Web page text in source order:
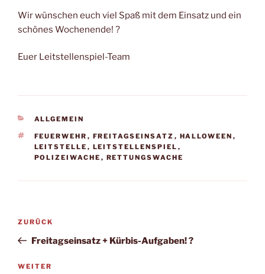
Wir wünschen euch viel Spaß mit dem Einsatz und ein
schönes Wochenende! ?
Euer Leitstellenspiel-Team
KATEGORIEN
ALLGEMEIN
SCHLAGWÖRTER
FEUERWEHR , FREITAGSEINSATZ , HALLOWEEN ,
LEITSTELLE , LEITSTELLENSPIEL ,
POLIZEIWACHE , RETTUNGSWACHE
Beitragsnavigation
Vorheriger
Beitrag
ZURÜCK
Freitagseinsatz + Kürbis-Aufgaben! ?
Nächster
WEITER